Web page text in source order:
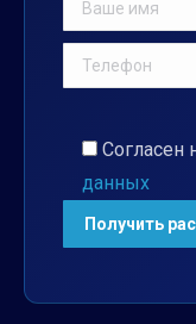
Согласен
данных